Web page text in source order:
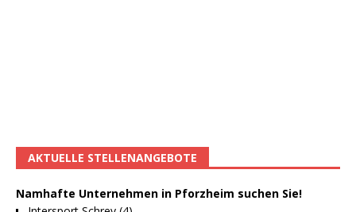
AKTUELLE STELLENANGEBOTE
Namhafte Unternehmen in Pforzheim suchen Sie!